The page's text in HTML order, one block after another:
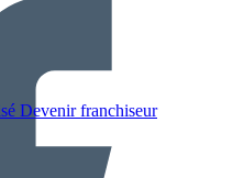
Devenir franchiseur